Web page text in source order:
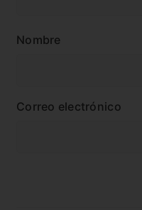
Nombre
Correo electrónico